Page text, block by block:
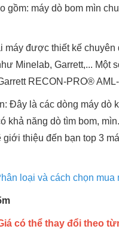
gồm: máy dò bom mìn
máy được thiết kế
Minelab, Garrett,... Một
RECON-PRO®
Đây là các dòng máy
khả năng dò tìm bom,
giới thiệu đến bạn top 3
loại và cách chọn mua
có thể thay đổi theo